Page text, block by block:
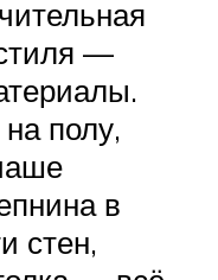
—
полу,
в
стен,